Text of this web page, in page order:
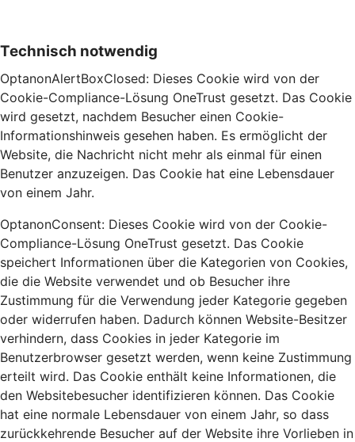
Technisch notwendig
OptanonAlertBoxClosed: Dieses Cookie wird von der
Cookie-Compliance-Lösung OneTrust gesetzt. Das Cookie
wird gesetzt, nachdem Besucher einen Cookie-
Informationshinweis gesehen haben. Es ermöglicht der
Website, die Nachricht nicht mehr als einmal für einen
Benutzer anzuzeigen. Das Cookie hat eine Lebensdauer
von einem Jahr.
OptanonConsent: Dieses Cookie wird von der Cookie-
Compliance-Lösung OneTrust gesetzt. Das Cookie
speichert Informationen über die Kategorien von Cookies,
die die Website verwendet und ob Besucher ihre
Zustimmung für die Verwendung jeder Kategorie gegeben
oder widerrufen haben. Dadurch können Website-Besitzer
verhindern, dass Cookies in jeder Kategorie im
Benutzerbrowser gesetzt werden, wenn keine Zustimmung
erteilt wird. Das Cookie enthält keine Informationen, die
den Websitebesucher identifizieren können. Das Cookie
hat eine normale Lebensdauer von einem Jahr, so dass
zurückkehrende Besucher auf der Website ihre Vorlieben in